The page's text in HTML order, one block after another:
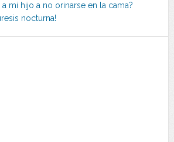
mi hijo a no orinarse en la cama?
nocturna!